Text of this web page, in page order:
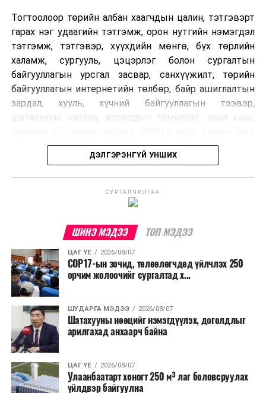
Тогтоолоор төрийн албан хаагчдын цалин, тэтгэвэрт
гарах нэг удаагийн тэтгэмж, орон нутгийн нэмэгдэл
тэтгэмж, тэтгэвэр, хүүхдийн мөнгө, бүх төрлийн
халамж, сургууль, цэцэрлэг болон сургалтын
байгууллагын урсгал засвар, санхүүжилт, төрийн
байгууллагын интернетийн төлбөр, байр ашиглалтын
зардал, хууль, хүчний байгууллагын тээвэр,
хурлын зардал, Засгийн газрын өр, орон нутгийн нөөц
хөрөнгийн санхүүжилтийг хэвийн үргэлжлүүлэхээр
шийдвэрлэжээ.
Харин дараах зардлыг хязгаарлахаар болсон байна.
шийдвэртэйгээс бусад хурал, зөвлөгөөн, ой,
тэмдэглэлт өдөр, найр наадам, соёлын арга
хэмжээ;
Урьдчилан төлөвлөсөн төрийн өндөр албан
тушаалтны томилолтоос бусад гадаад
томилолт, гадаадын зочин хүлээн авах зардал;
Зайлшгүй шаардлагагүй тоног төхөөрөмж,
тавилга, автомашин худалдан авах;
Батлан хамгаалах, хууль зүйн салбараас бусад
ДЭЛГЭРЭНГҮЙ УНШИХ
СУРТАЛЧИЛГАА
ШИНЭ МЭДЭЭ ТОП МЭДЭЭ
ЦАГ ҮЕ 2026/08/07
COP17-ын зочид, төлөөлөгчдөд үйлчлэх 250
орчим жолоочийг сургалтад х...
ШУДАРГА МЭДЭЭ 2026/08/07
Шатахууны нөөцийг нэмэгдүүлэх, доголдлыг
арилгахад анхаарч байна
ЦАГ ҮЕ 2026/08/07
Улаанбаатарт хоногт 250 м³ лаг боловсруулах
үйлдвэр байгуулна